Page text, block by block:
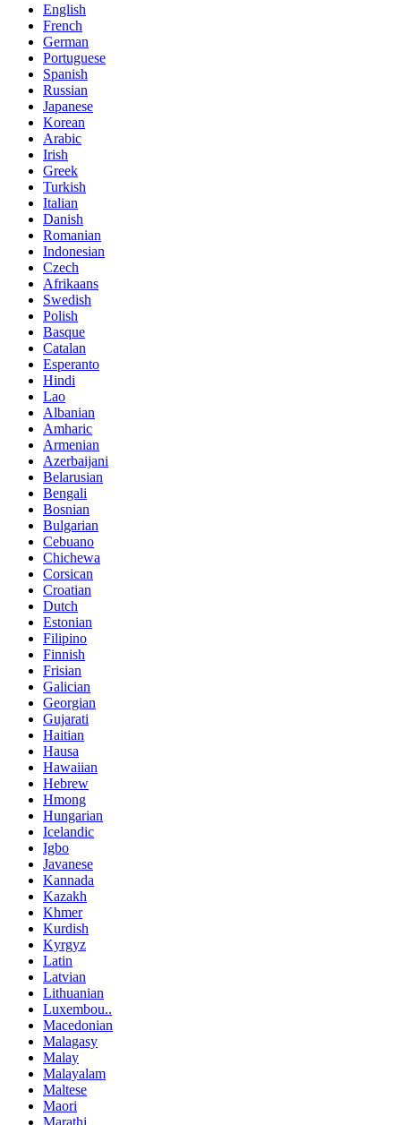
English
French
German
Portuguese
Spanish
Russian
Japanese
Korean
Arabic
Irish
Greek
Turkish
Italian
Danish
Romanian
Indonesian
Czech
Afrikaans
Swedish
Polish
Basque
Catalan
Esperanto
Hindi
Lao
Albanian
Amharic
Armenian
Azerbaijani
Belarusian
Bengali
Bosnian
Bulgarian
Cebuano
Chichewa
Corsican
Croatian
Dutch
Estonian
Filipino
Finnish
Frisian
Galician
Georgian
Gujarati
Haitian
Hausa
Hawaiian
Hebrew
Hmong
Hungarian
Icelandic
Igbo
Javanese
Kannada
Kazakh
Khmer
Kurdish
Kyrgyz
Latin
Latvian
Lithuanian
Luxembou..
Macedonian
Malagasy
Malay
Malayalam
Maltese
Maori
Marathi